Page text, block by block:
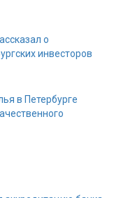
о
инвесторов
в Петербурге